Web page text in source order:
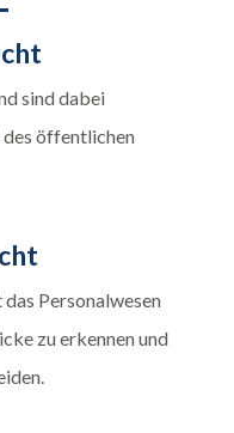
sind dabei
öffentlichen
Personalwesen
zu erkennen und